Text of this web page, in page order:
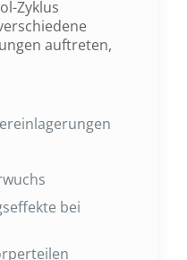
Zyklus
auftreten,
bei